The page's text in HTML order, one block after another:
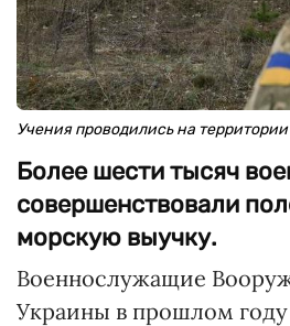
Учения проводились на
Более шести тысяч
совершенствовали
морскую выучку.
Военнослужащие
Украины в прошлом